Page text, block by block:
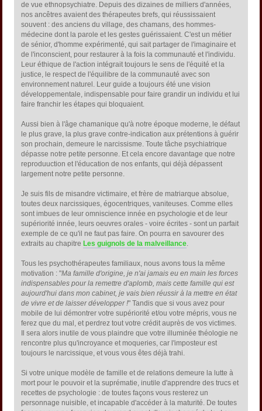
de vue ethnopsychiatre. Depuis des dizaines de milliers d'années,
nos ancêtres avaient des thérapeutes brefs, qui réussissaient
souvent : des anciens du village, des chamans, des hommes-
médecine dont la parole et les gestes guérissaient. C'est un métier
de sénior, d'homme expérimenté, qui sait partager de l'imaginaire et
de l'inconscient, pour restaurer à la fois la communauté et l'individu.
Leur éthique de l'action intégrait toujours le sens de l'équité et la
justice, le respect de l'équilibre de la communauté avec son
environnement naturel. Leur guide a toujours été une vision
développementale, indispensable pour faire grandir un individu et lui
faire franchir les étapes qui bloquaient.
Aussi bien à l'âge chamanique qu'à notre époque moderne, le défaut
le plus grave, la plus grave contre-indication aux prétentions à guérir
son prochain, demeure le narcissisme. Toute tâche psychiatrique
dépasse notre petite personne. Et cela encore davantage que notre
reproduuction et l'éducation de nos enfants, qui déjà dépassent
largement notre petite personne.
Je suis fils de misandre victimaire, et frère de matriarque absolue,
toutes deux narcissiques, égocentriques, vaniteuses. Comme elles
sont imbues de leur omniscience innée en psychologie et de leur
supériorité innée, leurs oeuvres orales - voire écrites - sont un parfait
exemple de ce qu'il ne faut pas faire. On pourra en savourer des
extraits au chapitre Les guignols de la malveillance.
Tous les psychothérapeutes familiaux, nous avons tous la même
motivation : "Ma famille d'origine, je n'ai jamais eu en main les forces
indispensables pour la remettre d'aplomb, mais cette famille qui est
aujourd'hui dans mon cabinet, je vais bien réussir à la mettre en état
de vivre et de laisser développer !" Tandis que si vous avez pour
mobile de lui démontrer votre supériorité et/ou votre mépris, vous ne
ferez que du mal, et perdrez tout votre crédit auprès de vos victimes.
Il sera alors inutile de vous plaindre que votre illuminée théologie ne
rencontre plus qu'incroyance et moqueries, car l'imposteur est
toujours le narcissique, et vous vous êtes déjà trahi.
Si votre unique modèle de famille et de relations demeure la lutte à
mort pour le pouvoir et la suprématie, inutile d'apprendre des trucs et
recettes de psychologie : de toutes façons vous resterez un
personnage nuisible, et incapable d'accéder à la maturité. De toutes